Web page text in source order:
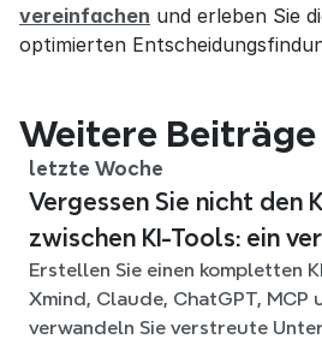
vereinfachen und erleben Sie
optimierten
Weitere Beiträge
letzte Woche
Vergessen Sie nicht den
zwischen KI-Tools: ein
Workflow mit Xmind
Erstellen Sie einen kompletten
Xmind, Claude, ChatGPT, MCP
verwandeln Sie verstreute